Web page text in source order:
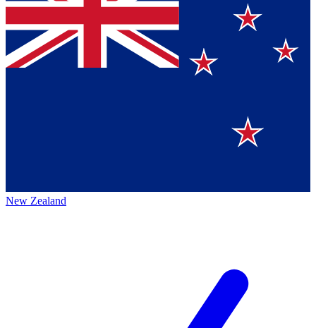
New Zealand